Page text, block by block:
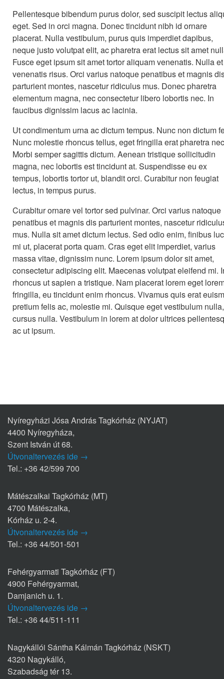
Pellentesque bibendum purus dolor, sed suscipit lectus
eget. Sed in orci magna. Donec tincidunt nibh id ornare
placerat. Nulla vestibulum, purus quis imperdiet dapibus,
neque justo volutpat elit, ac pharetra erat lectus sit amet
Fusce eget ipsum sit amet tortor aliquam venenatis. Nulla et
venenatis risus. Orci varius natoque penatibus et magnis
parturient montes, nascetur ridiculus mus. Donec pharetra
elementum magna, nec consectetur libero lobortis nec. In
faucibus dignissim lacus ac lacinia.
Ut condimentum urna ac dictum tempus. Nunc non dictum
Nunc molestie rhoncus tellus, eget fringilla erat pharetra
Morbi semper sagittis dictum. Aenean tristique sollicitudin
magna, nec lobortis est tincidunt at. Suspendisse eu ex
tempus, lobortis tortor ut, blandit orci. Curabitur non feugiat
lectus, in tempus purus.
Curabitur ornare vel tortor sed pulvinar. Orci varius natoque
penatibus et magnis dis parturient montes, nascetur
mus. Nulla sit amet dictum lectus. Sed odio enim, finibus
mi ut, placerat porta quam. Cras eget elit imperdiet, varius
massa vitae, dignissim nunc. Lorem ipsum dolor sit amet,
consectetur adipiscing elit. Maecenas volutpat eleifend mi.
rhoncus ut sapien a tristique. Nam placerat lorem eget
fringilla, eu tincidunt enim rhoncus. Vivamus quis erat
pretium felis ac, molestie mi. Quisque eget vestibulum
cursus nulla. Vestibulum in lorem at dolor ultrices
ac ut ipsum.
Nyíregyházi Jósa András Tagkórház (NYJAT)
4400 Nyíregyháza,
Szent István út 68.
Útvonaltervezés ide →
Tel.: +36 42/599 700
Mátészalkai Tagkórház (MT)
4700 Mátészalka,
Kórház u. 2-4.
Útvonaltervezés ide →
Tel.: +36 44/501-501
Fehérgyarmati Tagkórház (FT)
4900 Fehérgyarmat,
Damjanich u. 1.
Útvonaltervezés ide →
Tel.: +36 44/511-111
Nagykállói Sántha Kálmán Tagkórház (NSKT)
4320 Nagykálló,
Szabadság tér 13.